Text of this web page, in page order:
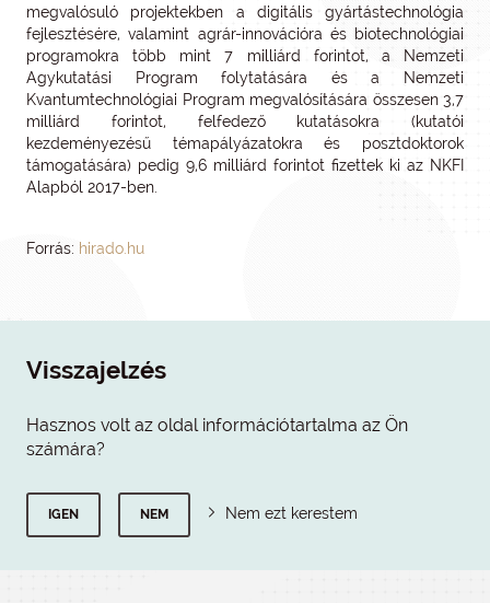
megvalósuló projektekben a digitális gyártástechnológia
fejlesztésére, valamint agrár-innovációra és biotechnológiai
programokra több mint 7 milliárd forintot, a Nemzeti
Agykutatási Program folytatására és a Nemzeti
Kvantumtechnológiai Program megvalósítására összesen 3,7
milliárd forintot, felfedező kutatásokra (kutatói
kezdeményezésű témapályázatokra és posztdoktorok
támogatására) pedig 9,6 milliárd forintot fizettek ki az NKFI
Alapból 2017-ben.
Forrás: hirado.hu
Visszajelzés
Hasznos volt az oldal információtartalma az Ön
számára?
IGEN NEM Nem ezt kerestem